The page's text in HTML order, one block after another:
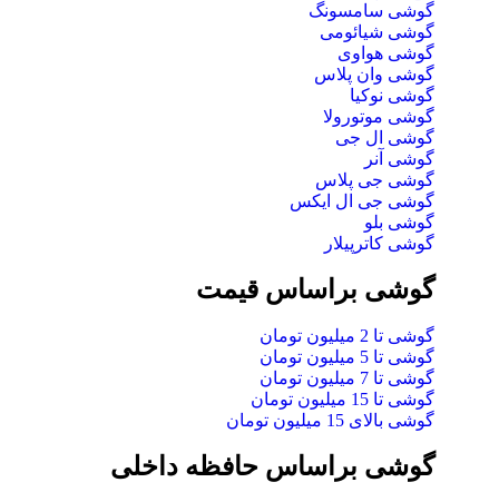
گوشی سامسونگ
گوشی شیائومی
گوشی هواوی
گوشی وان پلاس
گوشی نوکیا
گوشی موتورولا
گوشی ال جی
گوشی آنر
گوشی جی پلاس
گوشی جی ال ایکس
گوشی بلو
گوشی کاترپیلار
گوشی براساس قیمت
گوشی تا 2 میلیون تومان
گوشی تا 5 میلیون تومان
گوشی تا 7 میلیون تومان
گوشی تا 15 میلیون تومان
گوشی بالای 15 میلیون تومان
گوشی براساس حافظه داخلی